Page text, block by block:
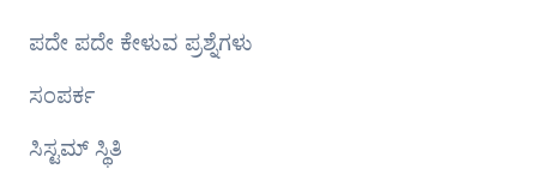
ಪದೇ ಪದೇ ಕೇಳುವ ಪ್ರಶ್ನೆಗಳು
ಸಂಪರ್ಕ
ಸಿಸ್ಟಮ್ ಸ್ಥಿತಿ